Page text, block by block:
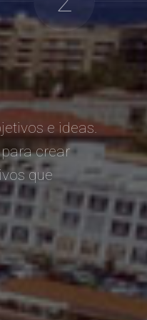
e ideas.
crear
que